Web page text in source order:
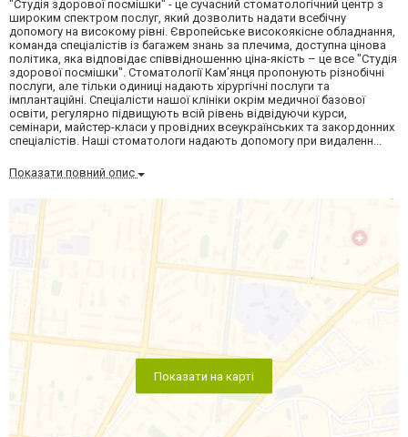
"Студія здорової посмішки" - це сучасний стоматологічний центр з
широким спектром послуг, який дозволить надати всебічну
допомогу на високому рівні. Європейське високоякісне обладнання,
команда спеціалістів із багажем знань за плечима, доступна цінова
політика, яка відповідає співвідношенню ціна-якість – це все "Студія
здорової посмішки". Стоматології Кам’янця пропонують різнобічні
послуги, але тільки одиниці надають хірургічні послуги та
імплантаційні. Спеціалісти нашої клініки окрім медичної базової
освіти, регулярно підвищують всій рівень відвідуючи курси,
семінари, майстер-класи у провідних всеукраїнських та закордонних
спеціалістів. Наші стоматологи надають допомогу при видаленн...
Показати повний опис
Показати на карті